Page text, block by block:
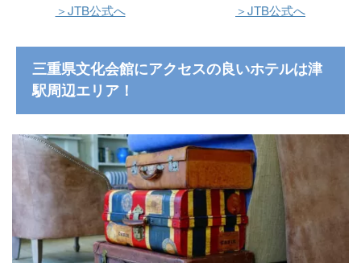
＞JTB公式へ ＞JTB公式へ
三重県文化会館にアクセスの良いホテルは津
駅周辺エリア！